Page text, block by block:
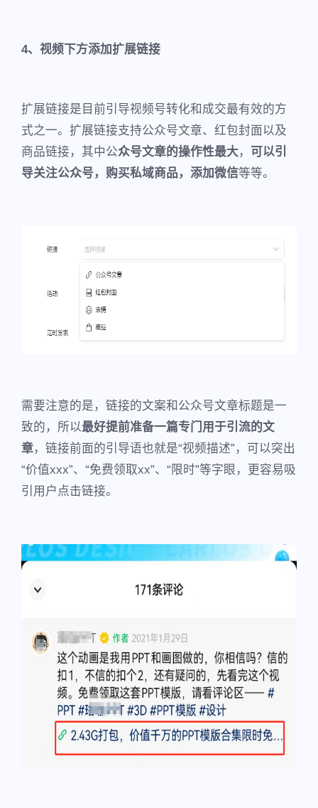
4、视频下方添加扩展链接
扩展链接是目前引导视频号转化和成交最有效的方
式之一。扩展链接支持公众号文章、红包封面以及
商品链接，其中公众号文章的操作性最大， 可以引
导关注公众号，购买私域商品，添加微信等等。
需要注意的是，链接的文案和公众号文章标题是一
致的，所以最好提前准备一篇专门用于引流的文
章，链接前面的引导语也就是“视频描述”，可以突出
“价值xxx”、“免费领取xx”、“限时”等字眼，更容易吸
引用户点击链接。